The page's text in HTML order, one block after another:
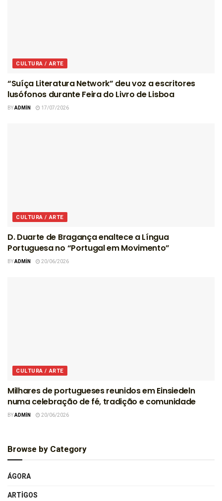
CULTURA / ARTE
“Suíça Literatura Network” deu voz a escritores
lusófonos durante Feira do Livro de Lisboa
BYADMIN 17/07/2026
CULTURA / ARTE
D. Duarte de Bragança enaltece a Língua
Portuguesa no “Portugal em Movimento”
BYADMIN 20/06/2026
CULTURA / ARTE
Milhares de portugueses reunidos em Einsiedeln
numa celebração de fé, tradição e comunidade
BYADMIN 20/06/2026
Browse by Category
ÁGORA
ARTIGOS